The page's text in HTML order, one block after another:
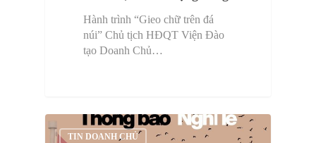
Hành trình “Gieo chữ trên đá
núi” Chủ tịch HĐQT Viện Đào
tạo Doanh Chủ…
TIN DOANH CHỦ